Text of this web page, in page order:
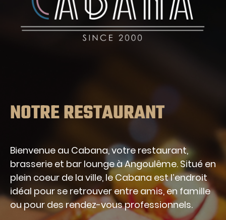
NOTRE RESTAURANT
Bienvenue au Cabana, votre restaurant,
brasserie et bar lounge à Angoulême. Situé en
plein coeur de la ville, le Cabana est l’endroit
idéal pour se retrouver entre amis, en famille
ou pour des rendez-vous professionnels.